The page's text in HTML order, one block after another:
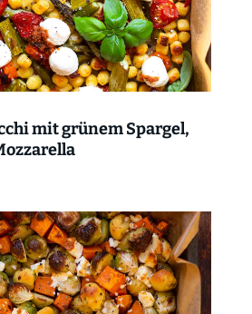
mit grünem Spargel,